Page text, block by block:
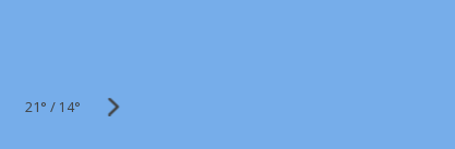
21° / 14°